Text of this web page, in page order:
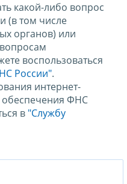
какой-либо вопрос
(в том числе
органов) или
воспользоваться
России".
интернет-
обеспечения ФНС
в "Службу